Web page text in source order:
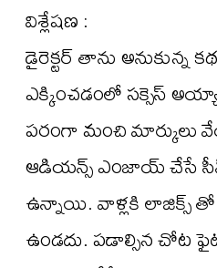
విశ్లేషణ :
డైరెక్ట‌ర్ తాను అనుకున్న
ఎక్కించ‌డంలో స‌క్సెస్
పరంగా మంచి మార్కులు
ఆడియన్స్ ఎంజాయ్ చేసే
ఉన్నాయి. వాళ్లకి లాజిక్స్
ఉండదు. పడాల్సిన చోట